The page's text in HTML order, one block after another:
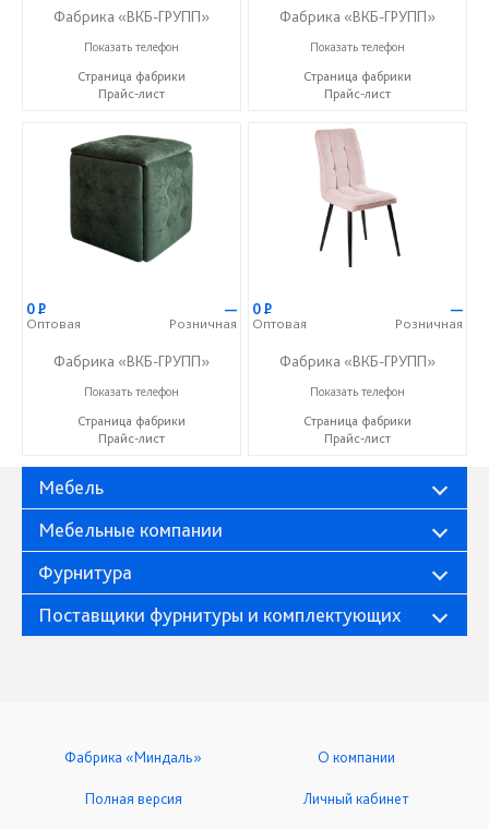
Фабрика «ВКБ-ГРУПП»
+7 (927) 391-50-09
Показать телефон
Страница фабрики
Прайс-лист
Фабрика «ВКБ-ГРУПП»
+7 (927) 391-50-09
Показать телефон
Страница фабрики
Прайс-лист
0Р
Оптовая
—
Розничная
Фабрика «ВКБ-ГРУПП»
+7 (927) 391-50-09
Показать телефон
Страница фабрики
Прайс-лист
0Р
Оптовая
—
Розничная
Фабрика «ВКБ-ГРУПП»
+7 (927) 391-50-09
Показать телефон
Страница фабрики
Прайс-лист
Мебель
Мебельные компании
Фурнитура
Поставщики фурнитуры и комплектующих
Фабрика «Миндаль» О компании
Полная версия Личный кабинет